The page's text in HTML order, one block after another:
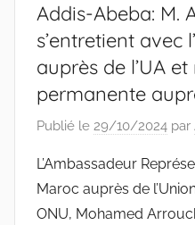
Addis-Abeba: M.
s’entretient avec
auprès de l’UA
permanente
Publié le 29/10/2024 par
L’Ambassadeur
Maroc auprès de
ONU, Mohamed